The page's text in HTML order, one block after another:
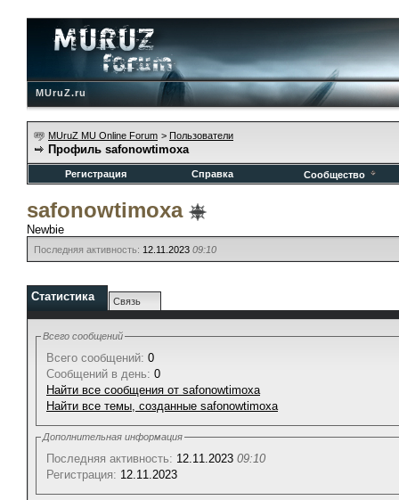
MUruZ.ru
MUruZ MU Online Forum > Пользователи
Профиль safonowtimoxa
Регистрация Справка Сообщество
safonowtimoxa
Newbie
Последняя активность: 12.11.2023 09:10
Статистика Связь
Всего сообщений
Всего сообщений: 0
Сообщений в день: 0
Найти все сообщения от safonowtimoxa
Найти все темы, созданные safonowtimoxa
Дополнительная информация
Последняя активность: 12.11.2023 09:10
Регистрация: 12.11.2023